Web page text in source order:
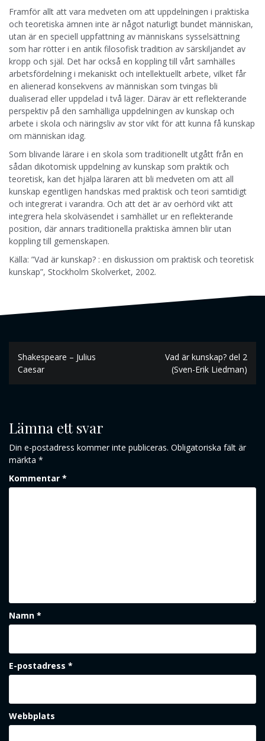
Framför allt att vara medveten om att uppdelningen i praktiska
och teoretiska ämnen inte är något naturligt bundet människan,
utan är en speciell uppfattning av människans sysselsättning
som har rötter i en antik filosofisk tradition av särskiljandet av
kropp och själ. Det har också en koppling till vårt samhälles
arbetsfördelning i mekaniskt och intellektuellt arbete, vilket får
en alienerad konsekvens av människan som tvingas bli
dualiserad eller uppdelad i två läger. Därav är ett reflekterande
perspektiv på den samhälliga uppdelningen av kunskap och
arbete i skola och näringsliv av stor vikt för att kunna få kunskap
om människan idag.
Som blivande lärare i en skola som traditionellt utgått från en
sådan dikotomisk uppdelning av kunskap som praktik och
teoretisk, kan det hjälpa läraren att bli medveten om att all
kunskap egentligen handskas med praktisk och teori samtidigt
och integrerat i varandra. Och att det är av oerhörd vikt att
integrera hela skolväsendet i samhället ur en reflekterande
position, där annars traditionella praktiska ämnen blir utan
koppling till gemenskapen.
Källa: ”Vad är kunskap? : en diskussion om praktisk och teoretisk
kunskap”, Stockholm Skolverket, 2002.
Inläggsnavigering
Shakespeare – Julius
Caesar
Vad är kunskap? del 2
(Sven-Erik Liedman)
Lämna ett svar
Din e-postadress kommer inte publiceras. Obligatoriska fält är
märkta *
Kommentar *
Namn *
E-postadress *
Webbplats